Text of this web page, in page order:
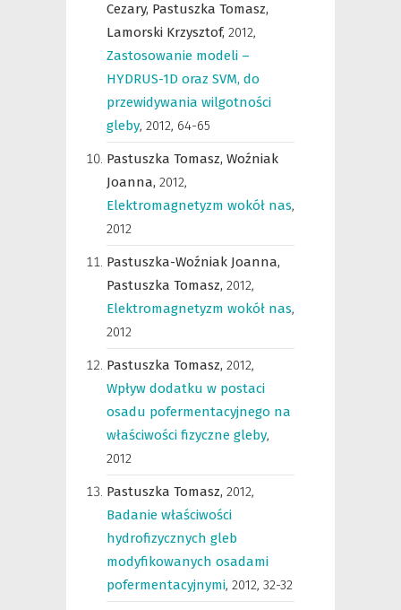
Cezary, Pastuszka Tomasz,
Lamorski Krzysztof, 2012,
Zastosowanie modeli –
HYDRUS-1D oraz SVM, do
przewidywania wilgotności
gleby, 2012, 64-65
Pastuszka Tomasz, Woźniak
Joanna, 2012,
Elektromagnetyzm wokół nas,
2012
Pastuszka-Woźniak Joanna,
Pastuszka Tomasz, 2012,
Elektromagnetyzm wokół nas,
2012
Pastuszka Tomasz, 2012,
Wpływ dodatku w postaci
osadu pofermentacyjnego na
właściwości fizyczne gleby,
2012
Pastuszka Tomasz, 2012,
Badanie właściwości
hydrofizycznych gleb
modyfikowanych osadami
pofermentacyjnymi, 2012, 32-32